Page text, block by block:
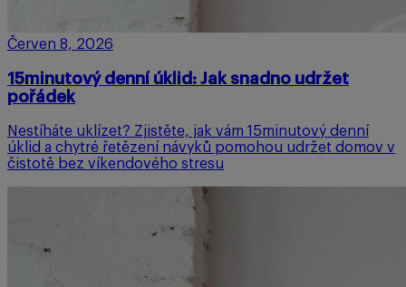
Červen 8, 2026
15minutový denní úklid: Jak snadno udržet
pořádek
Nestíháte uklízet? Zjistěte, jak vám 15minutový denní
úklid a chytré řetězení návyků pomohou udržet domov v
čistotě bez víkendového stresu